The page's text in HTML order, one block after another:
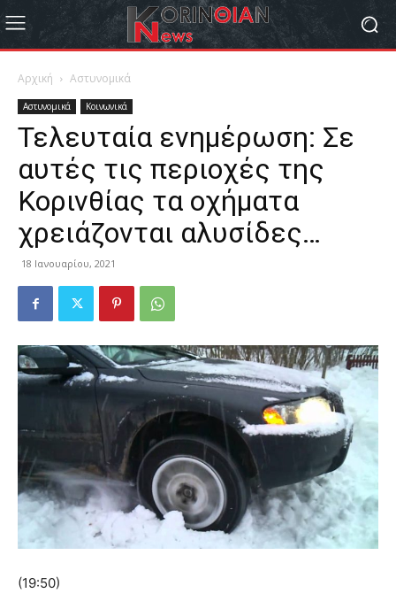
Αρχική Αστυνομικά
Αστυνομικά Κοινωνικά
Τελευταία ενημέρωση: Σε
αυτές τις περιοχές της
Κορινθίας τα οχήματα
χρειάζονται αλυσίδες…
18 Ιανουαρίου, 2021
(19:50)